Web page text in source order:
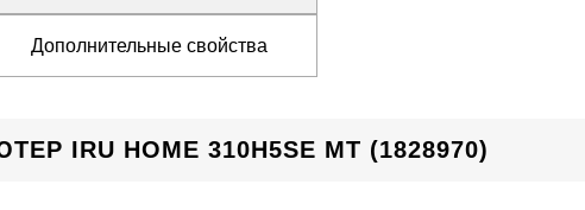
Дополнительные свойства
IRU HOME 310H5SE MT (1828970)